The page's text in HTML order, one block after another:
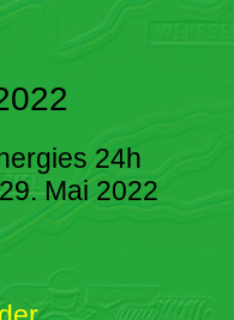
24h
Mai 2022